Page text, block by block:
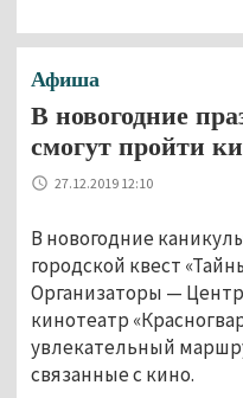
Афиша
В новогодние
смогут пройти
27.12.2019 12:10
В новогодние
городской квест
Организаторы —
кинотеатр
увлекательный
связанные с кино.